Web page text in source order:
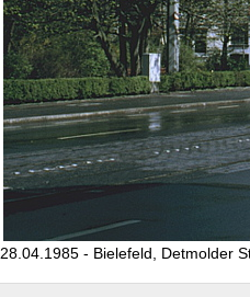
28.04.1985 - Bielefeld, Detmolder